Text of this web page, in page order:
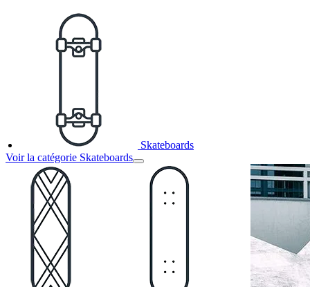
Skateboards
Voir la catégorie Skateboards